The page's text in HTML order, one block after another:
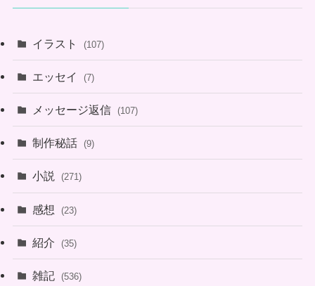
イラスト (107)
エッセイ (7)
メッセージ返信 (107)
制作秘話 (9)
小説 (271)
感想 (23)
紹介 (35)
雑記 (536)